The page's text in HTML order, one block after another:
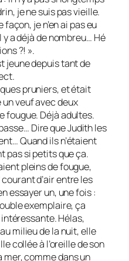
je ne suis pas vieille.
façon, je n’en ai pas eu
y a déjà de nombreu… Hé
?! ».
jeune depuis tant de
pruniers, et était
veuf avec deux
fougue. Déjà adultes.
Dire que Judith les
Quand ils n’étaient
pas si petits que ça.
pleins de fougue,
d’air entre les
essayer un, une fois :
exemplaire, ça
Hélas,
milieu de la nuit, elle
collée à l’oreille de son
comme dans un